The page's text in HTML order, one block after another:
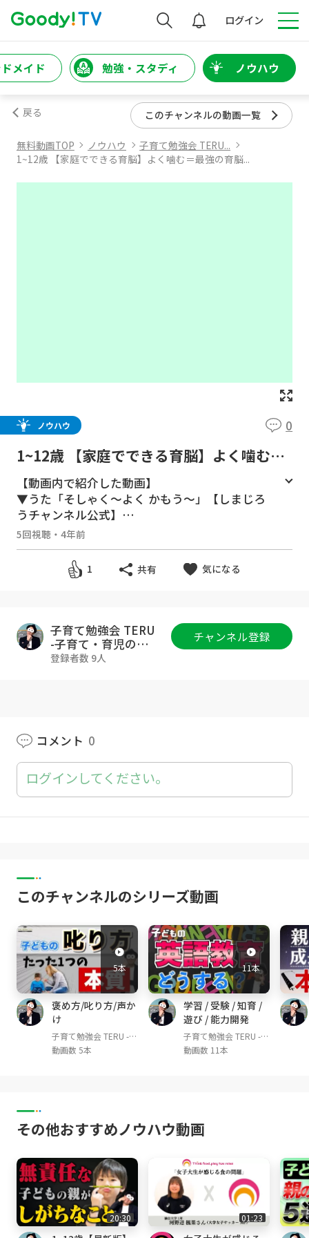
検索 ログイン
メイド 勉強・スタディ ノウハウ
戻る このチャンネルの動画一覧
無料動画TOP ノウハウ
子育て勉強会 TERU...
1~12歳 【家庭でできる育脳】よく噛む＝最強の育脳...
ノウハウ 0
1~12歳 【家庭でできる育脳】よく噛む＝
最強の育脳！子どもがよく噛む習慣を身に
つける８つのコツ』/子育て勉強会TERU
の子育て・育児の悩みや不安解決ch
【動画内で紹介した動画】
▼うた「そしゃく～よく かもう～」【しまじろ
うチャンネル公式】
https://www.youtube.com/watch?v=OMJFz
DaEcWU
▼「本当に大事な子育ての実践に集中しよ
https://www.fan.salon/terukyoiku/
コミュニティ参加のご質問・ご相談は各種SNS
▼TERUのSNS等の活動一覧
https://lit.link/terukyoiku
▼このチャンネルは
YouTube登録者8万人超(2022年2月時点)の幼児
教育講師TERUが、0歳~12歳の子育てをされて
していくチャンネルです！
今回は『よく噛む＝最強の育脳！子どもがよく
噛む習慣を身につける８つのコツ』というテー
マでお話しさせて頂きます！動画の前半では
「よく噛むことがなぜそんなに大事なのか」と
いうことを解説して、後半では「子どもがよく
噛む習慣を身につける8つのコツ」について解
説していきたいと思います！今回の内容はもし
かしたら、一番簡単で、そして一番大事な育脳
かもしれません！
もの教育に従事。
YouTube『子育て勉強会TERU channel』は登
幼児教育現場で培った知識を世の親御さんにお
届けし、1人でも多くの方が笑顔で楽しい。そ
して子どももイキイキと成長できる子育てや育
児の実現を目的として活動中。特に教育の専門
は年中・年長〜小学校低学年の子どもたち。現
5回視聴 ・ 4年前
1 共有 気になる
子育て勉強会 TERU
-子育て・育児の悩
みや不安解決ch-
登録者数 9人
チャンネル登録
コメント 0
ログインしてください。
このチャンネルのシリーズ動画
5本
褒め方/叱り方/声か
け
子育て勉強会 TERU -子
育て・育児の悩みや不
動画数 5本
11本
学習 / 受験 / 知育 /
遊び / 能力開発
子育て勉強会 TERU -子
育て・育児の悩みや不
動画数 11本
その他おすすめノウハウ動画
20:30 01:23